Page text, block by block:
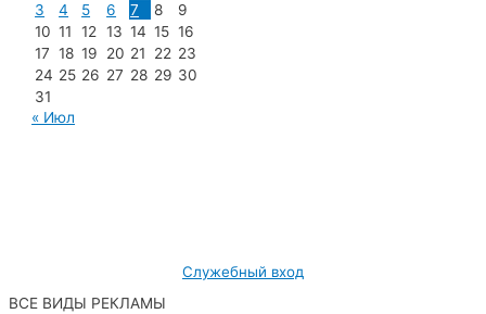
3
4 5 6 7 8
9
10 11 12 13 14 15 16
17 18 19 20 21 22 23
24 25 26 27 28 29 30
31
« Июл
Служебный вход
ВСЕ ВИДЫ РЕКЛАМЫ